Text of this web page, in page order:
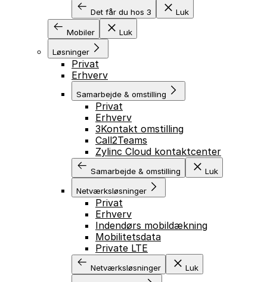
Det får du hos 3 Luk
Mobiler Luk
Løsninger
Privat
Erhverv
Samarbejde & omstilling
Privat
Erhverv
3Kontakt omstilling
Call2Teams
Zylinc Cloud kontaktcenter
Samarbejde & omstilling Luk
Netværksløsninger
Privat
Erhverv
Indendørs mobildækning
Mobilitetsdata
Private LTE
Netværksløsninger Luk